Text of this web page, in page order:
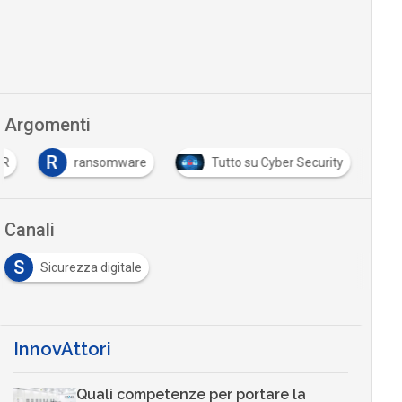
Argomenti
R ransomware Tutto su Cyber Security
Canali
S
Sicurezza digitale
InnovAttori
Quali competenze per portare la